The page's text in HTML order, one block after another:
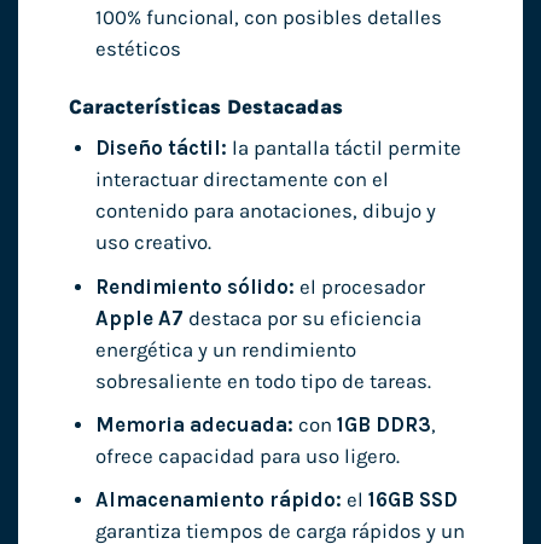
100% funcional, con posibles detalles
estéticos
Características Destacadas
Diseño táctil: la pantalla táctil permite
interactuar directamente con el
contenido para anotaciones, dibujo y
uso creativo.
Rendimiento sólido: el procesador
Apple A7 destaca por su eficiencia
energética y un rendimiento
sobresaliente en todo tipo de tareas.
Memoria adecuada: con 1GB DDR3,
ofrece capacidad para uso ligero.
Almacenamiento rápido: el 16GB SSD
garantiza tiempos de carga rápidos y un